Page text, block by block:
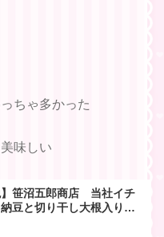
ちゃ多かった
味しい
】笹沼五郎商店 当社イチ
豆と切り干し大根入りそ
ト（CV-4）